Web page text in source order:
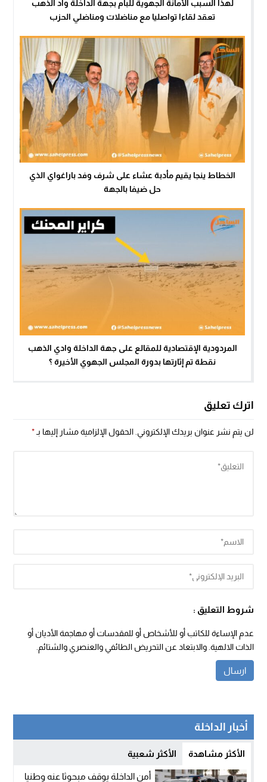
لهذا السبب الأمانة الجهوية للبام بجهة الداخلة واد الذهب
تعقد لقاءا تواصليا مع مناضلات ومناضلي الحزب
الخطاط ينجا يقيم مأدبة عشاء على شرف وفد باراغواي الذي
حل ضيفا بالجهة
المردودية الإقتصادية للمقالع على جهة الداخلة وادي الذهب
نقطة تم إثارتها بدورة المجلس الجهوي الأخيرة ؟
اترك تعليق
لن يتم نشر عنوان بريدك الإلكتروني. الحقول الإلزامية مشار إليها بـ*
شروط التعليق :
عدم الإساءة للكاتب أو للأشخاص أو للمقدسات أو مهاجمة الأديان أو
الذات الالهية. والابتعاد عن التحريض الطائفي والعنصري والشتائم.
أخبار الداخلة
الأكثر مشاهدة الأكثر شعبية
أمن الداخلة يوقف مبحوثا عنه وطنيا